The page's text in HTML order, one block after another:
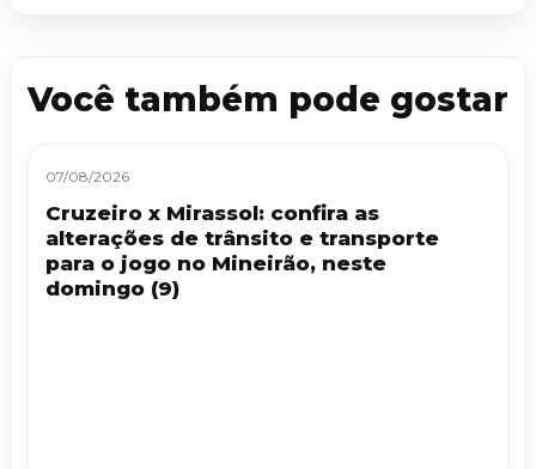
Você também pode gostar
07/08/2026
Cruzeiro x Mirassol: confira as
alterações de trânsito e transporte
para o jogo no Mineirão, neste
domingo (9)